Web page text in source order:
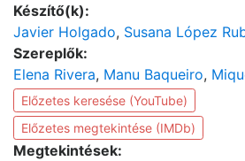
Készítő(k):
Javier Holgado, Susana López
Szereplők:
Elena Rivera, Manu Baqueiro,
Előzetes keresése (YouTube)
Előzetes megtekintése (IMDb)
Megtekintések: